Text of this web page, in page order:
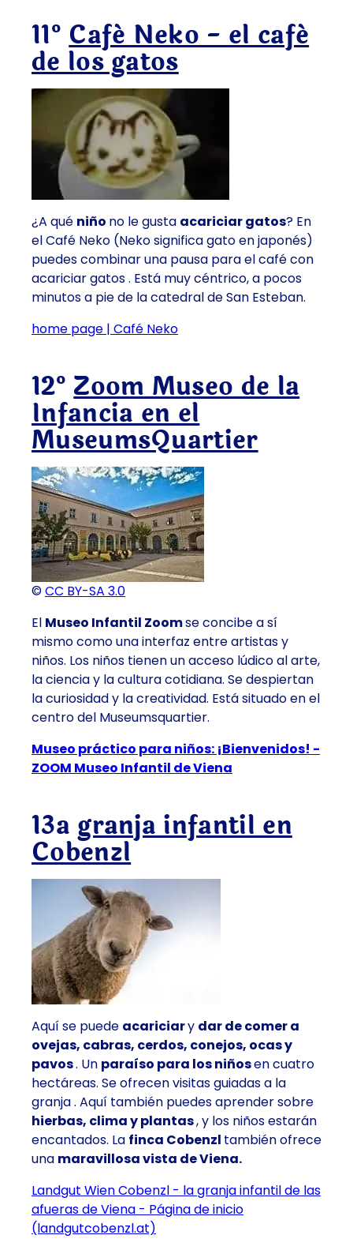
11ºCafé Neko - el café
de los gatos
¿A qué niño no le gusta acariciargatos? En
el Café Neko (Neko significa gato en japonés)
puedes combinar una pausa para el café con
acariciargatos. Está muy céntrico, a pocos
minutos a pie de la catedral de San Esteban.
home page | Café Neko
12ºZoom Museo de la
Infancia en el
MuseumsQuartier
©CC BY-SA 3.0
El Museo Infantil Zoomse concibe a sí
mismo como una interfaz entre artistas y
niños. Los niños tienen un acceso lúdico al arte,
la ciencia y la cultura cotidiana. Se despiertan
la curiosidad y la creatividad. Está situado en el
centro del Museumsquartier.
Museo práctico para niños: ¡Bienvenidos! -
ZOOM Museo Infantil de Viena
13ª granja infantil en
Cobenzl
Aquí se puede acariciary dar de comer a
ovejas, cabras, cerdos, conejos, ocas y
pavos. Un paraíso para los niñosen cuatro
hectáreas. Se ofrecenvisitas guiadas a la
granja. Aquí también puedes aprender sobre
hierbas, clima y plantas, y los niños estarán
encantados. La finca Cobenzl también ofrece
una maravillosa vista de Viena.
Landgut Wien Cobenzl - la granja infantil de las
afueras de Viena - Página de inicio
(landgutcobenzl.at)